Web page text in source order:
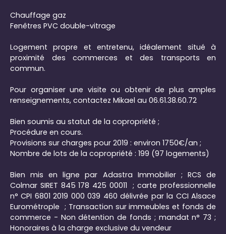
Chauffage gaz
Fenêtres PVC double-vitrage
Logement propre et entretenu, idéalement situé à
proximité des commerces et des transports en
commun.
Pour organiser une visite ou obtenir de plus amples
renseignements, contactez Mikael au 06.61.38.60.72
Bien soumis au statut de la copropriété ;
Procédure en cours.
Provisions sur charges pour 2019 : environ 1750€/an ;
Nombre de lots de la copropriété : 199 (97 logements)
Bien mis en ligne par Adastra Immobilier ; RCS de
Colmar SIRET 845 178 425 00011 ; carte professionnelle
n° CPI 6801 2019 000 039 460 délivrée par la CCI Alsace
Eurométrople ; Transaction sur immeubles et fonds de
commerce - Non détention de fonds ; mandat n° 73 ;
Honoraires à la charge exclusive du vendeur